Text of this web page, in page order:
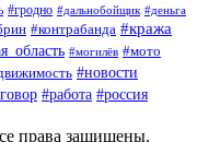
#гродно #дальнобойщик #деньга
#контрабанда #кража
#могилёв #мото
#новости
#работа #россия
права защищены.